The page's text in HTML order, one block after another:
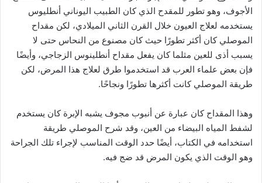
الأجوف، وهو تطور للمقدح الذي كان الطبيب اليوناني أنطليوس
يستخدمه لعلاج العيون خلال القرن الثاني الميلادي، لكن مقداح
الموصلي كان أكثر تطورًا حيث كان مصنوع من النحاس حتى لا
يسبب أذى للعين مثلما كان يفعل مقداح أنطلينوس الزجاجي، وأيضًا
فإن بعض علماء العرب قد استخدموا طرق لعلاج هذا المرض، لكن
طريقة الموصلي كانت أكثرها تطورًا ونجاحًا.
وهذا المقداح كان عبارة عن أنبوب مجوف يشبه الإبرة كان يستخدم
لشفط المياه البيضاء من العين، وقد شرح الموصلي طريقة
استخدامه في الكتاب، أيضًا حدد الوقت المناسب لإجراء تلك الجراحة
وهو الوقت الذي يكون المرض قد ضج فيه.